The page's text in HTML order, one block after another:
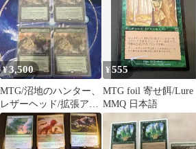
¥3,500
MTG/沼地のハンター、
レザーヘッド/拡張アー
ト/英語/Foil×4枚
¥555
MTG foil 寄せ餌/Lure
MMQ 日本語